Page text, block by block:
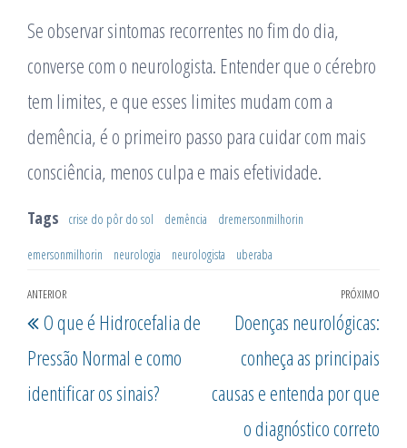
Se observar sintomas recorrentes no fim do dia,
converse com o neurologista. Entender que o cérebro
tem limites, e que esses limites mudam com a
demência, é o primeiro passo para cuidar com mais
consciência, menos culpa e mais efetividade.
Tags crise do pôr do sol demência dremersonmilhorin
emersonmilhorin neurologia neurologista uberaba
Navegação
de
Post
Post
anterior
ANTERIOR
O que é Hidrocefalia de
Pressão Normal e como
identificar os sinais?
PRÓXIMO
Doenças neurológicas:
conheça as principais
causas e entenda por que
o diagnóstico correto